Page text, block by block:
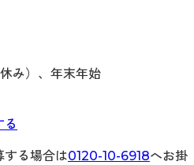
み）、年末年始
る
する場合は0120-10-6918へお掛